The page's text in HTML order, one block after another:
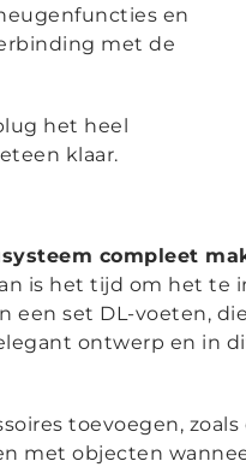
en
met de
het heel
klaar.
compleet
is het tijd om het te
een set DL-voeten,
ontwerp en in
toevoegen,
met objecten